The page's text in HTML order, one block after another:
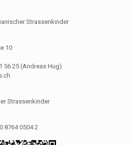
Strassenkinder
10
56 25 (Andreas Hug)
Strassenkinder
8764 0504 2